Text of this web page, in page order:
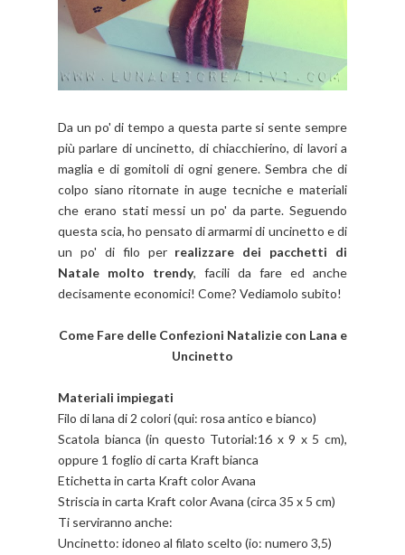
Da un po' di tempo a questa parte si sente sempre
più parlare di uncinetto, di chiacchierino, di lavori a
maglia e di gomitoli di ogni genere. Sembra che di
colpo siano ritornate in auge tecniche e materiali
che erano stati messi un po' da parte. Seguendo
questa scia, ho pensato di armarmi di uncinetto e di
un po' di filo per realizzare dei pacchetti di
Natale molto trendy, facili da fare ed anche
decisamente economici! Come? Vediamolo subito!
Come Fare delle Confezioni Natalizie con Lana e
Uncinetto
Materiali impiegati
Filo di lana di 2 colori (qui: rosa antico e bianco)
Scatola bianca (in questo Tutorial:16 x 9 x 5 cm),
oppure 1 foglio di carta Kraft bianca
Etichetta in carta Kraft color Avana
Striscia in carta Kraft color Avana (circa 35 x 5 cm)
Ti serviranno anche:
Uncinetto: idoneo al filato scelto (io: numero 3,5)